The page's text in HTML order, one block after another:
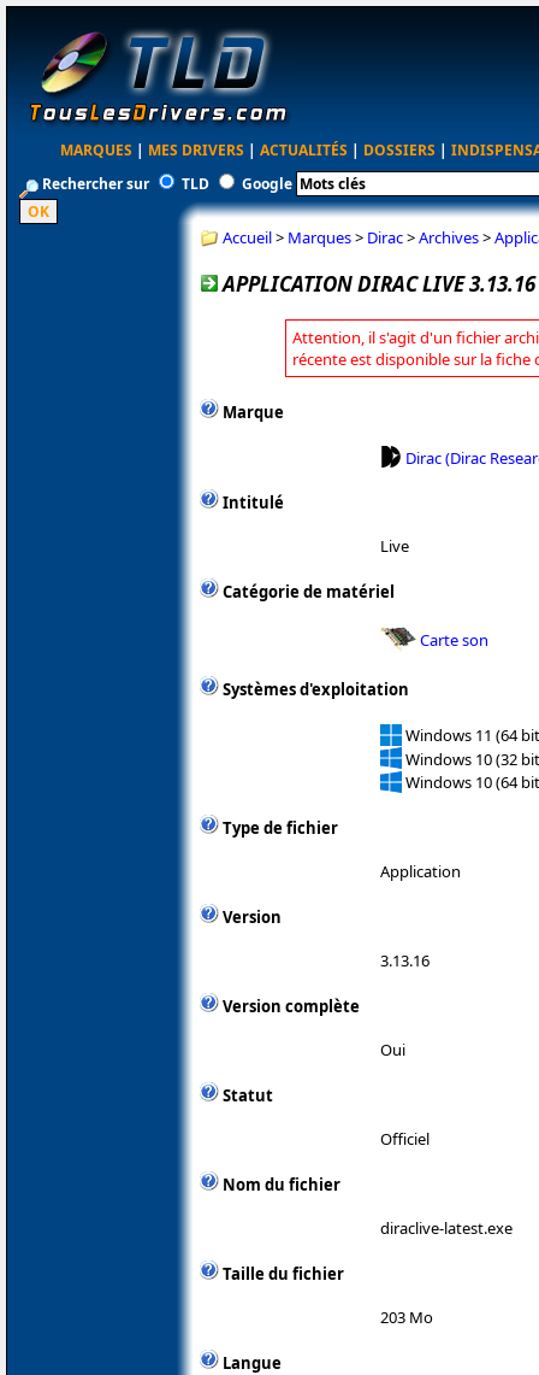
MARQUES | MES DRIVERS | ACTUALITÉS | DOSSIERS |
Rechercher sur
TLD Google
Accueil> Marques> Dirac>Archives>
APPLICATION DIRAC LIVE 3.13.16
Attention, il s'agit d'un fichier
récente est disponible sur la fiche
Marque
Dirac (Dirac
Intitulé
Live
Catégorie de matériel
Carte son
Systèmes d'exploitation
Windows 11 (64
Windows 10 (32
Windows 10 (64
Type de fichier
Application
Version
3.13.16
Version complète
Oui
Statut
Officiel
Nom du fichier
diraclive-latest.exe
Taille du fichier
203 Mo
Langue